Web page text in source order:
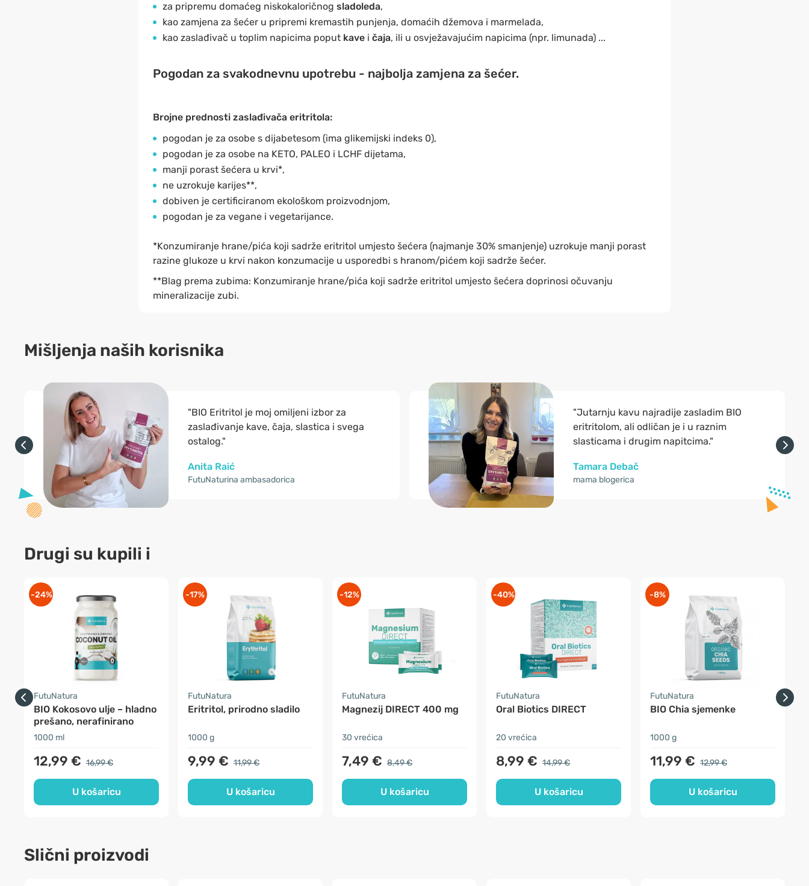
za pripremu domaćeg niskokaloričnog sladoleda,
kao zamjena za šećer u pripremi kremastih punjenja, domaćih džemova i marmelada,
kao zaslađivač u toplim napicima poput kavei čaja, ili u osvježavajućim napicima (npr. limunada) ...
Pogodan za svakodnevnu upotrebu - najbolja zamjena za šećer.
Brojne prednosti zaslađivača eritritola:
pogodan je za osobe s dijabetesom (ima glikemijski indeks 0),
pogodan je za osobe na KETO, PALEO i LCHF dijetama,
manji porast šećera u krvi*,
ne uzrokuje karijes**,
dobiven je certificiranom ekološkom proizvodnjom,
pogodan je za vegane i vegetarijance.
*Konzumiranje hrane/pića koji sadrže eritritol umjesto šećera (najmanje 30% smanjenje) uzrokuje manji porast
razine glukoze u krvi nakon konzumacije u usporedbi s hranom/pićem koji sadrže šećer.
**Blag prema zubima: Konzumiranje hrane/pića koji sadrže eritritol umjesto šećera doprinosi očuvanju
mineralizacije zubi.
Mišljenja naših korisnika
"BIO Eritritol je moj omiljeni izbor za
zaslađivanje kave, čaja, slastica i svega
ostalog."
Anita Raić
FutuNaturina ambasadorica
"Jutarnju kavu najradije zasladim BIO
eritritolom, ali odličan je i u raznim
slasticama i drugim napitcima."
Tamara Debač
mama blogerica
Drugi su kupili i
-24%
FutuNatura
BIO Kokosovo ulje – hladno
prešano, nerafinirano
1000 ml
12,99 € 16,99 €
U košaricu
-17%
FutuNatura
Eritritol, prirodno sladilo
1000 g
9,99 € 11,99 €
U košaricu
-12%
FutuNatura
Magnezij DIRECT 400 mg
30 vrećica
7,49 € 8,49 €
U košaricu
-40%
FutuNatura
Oral Biotics DIRECT
20 vrećica
8,99 € 14,99 €
U košaricu
-8%
FutuNatura
BIO Chia sjemenke
1000 g
11,99 € 12,99 €
U košaricu
Slični proizvodi